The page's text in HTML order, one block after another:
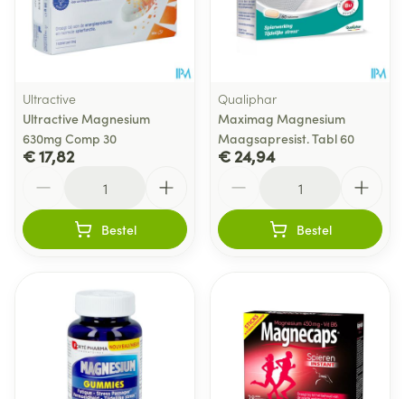
Ultractive
Ultractive Magnesium
630mg Comp 30
€ 17,82
Bestel
Qualiphar
Maximag Magnesium
Maagsapresist. Tabl 60
€ 24,94
Bestel